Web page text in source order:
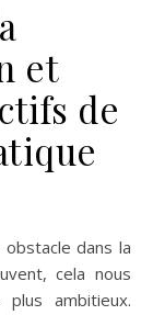
et
de
cela nous
ambitieux.